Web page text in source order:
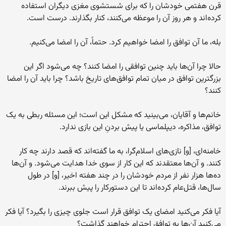
قرن هفتمی خودشان را که برای شستشوی مغزی دیگران استفاده
کرده‌اند و هر روز آن را موعظه می‌کنند، کنار بگذارند. درست است.
بله، ما آن توافق را امضا خواهیم کرد. حتماً، آن را امضا می‌کنیم.
حالا چرا آن‌ها باید چنین توافقی را امضا کنند؟ چه می‌شود اگر این
بزرگترین توافق در میان تمام توافق‌های تاریخ باشد؟ چرا باید آن را امضا
کنند؟
خانم‌ها و آقایان، می‌بینید که مشکل این است؛ این مسئله ربطی به یک
توافق، مذاکره، دیپلماسی یا پیش بردنِ این بازی ندارد.
خامنه‌ای، [و] نازی‌های اسلام‌گرا، به ما گفته‌اند که قصد دارند چه کار
کنند. و آن‌ها معتقدند که این کار از سوی خدا هدایت می‌شود. و آن‌ها
ده‌ها هزار نفر از مردم خودشان را در چند هفته اخیر، [و] در طول
سال‌ها، قتل‌عام کرده‌اند تا این دستورکار را پیش ببرند.
آیا فکر می‌کنید امضای یک توافق قرار است جلوی چیزی را بگیرد؟ آیا فکر